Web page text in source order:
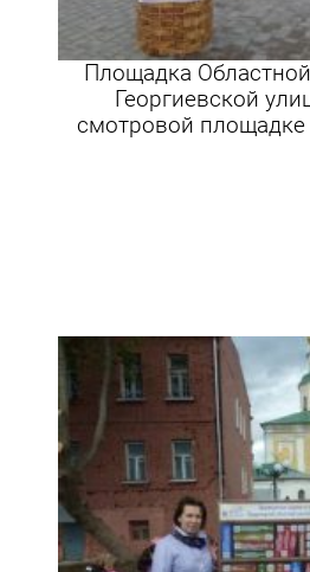
Площадка
Георгиевской
смотровой